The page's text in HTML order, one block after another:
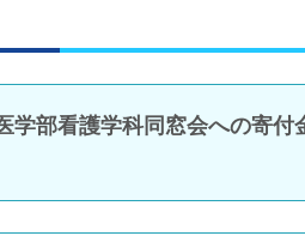
学部看護学科同窓会への寄